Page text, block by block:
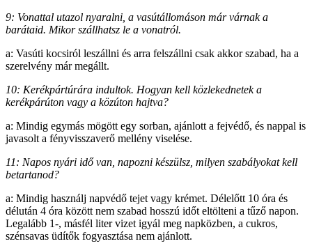
9: Vonattal utazol nyaralni, a vasútállomáson már várnak a
barátaid. Mikor szállhatsz le a vonatról.
a: Vasúti kocsiról leszállni és arra felszállni csak akkor szabad, ha a
szerelvény már megállt.
10: Kerékpártúrára indultok. Hogyan kell közlekednetek a
kerékpárúton vagy a közúton hajtva?
a: Mindig egymás mögött egy sorban, ajánlott a fejvédő, és nappal is
javasolt a fényvisszaverő mellény viselése.
11: Napos nyári idő van, napozni készülsz, milyen szabályokat kell
betartanod?
a: Mindig használj napvédő tejet vagy krémet. Délelőtt 10 óra és
délután 4 óra között nem szabad hosszú időt eltölteni a tűző napon.
Legalább 1-, másfél liter vizet igyál meg napközben, a cukros,
szénsavas üdítők fogyasztása nem ajánlott.